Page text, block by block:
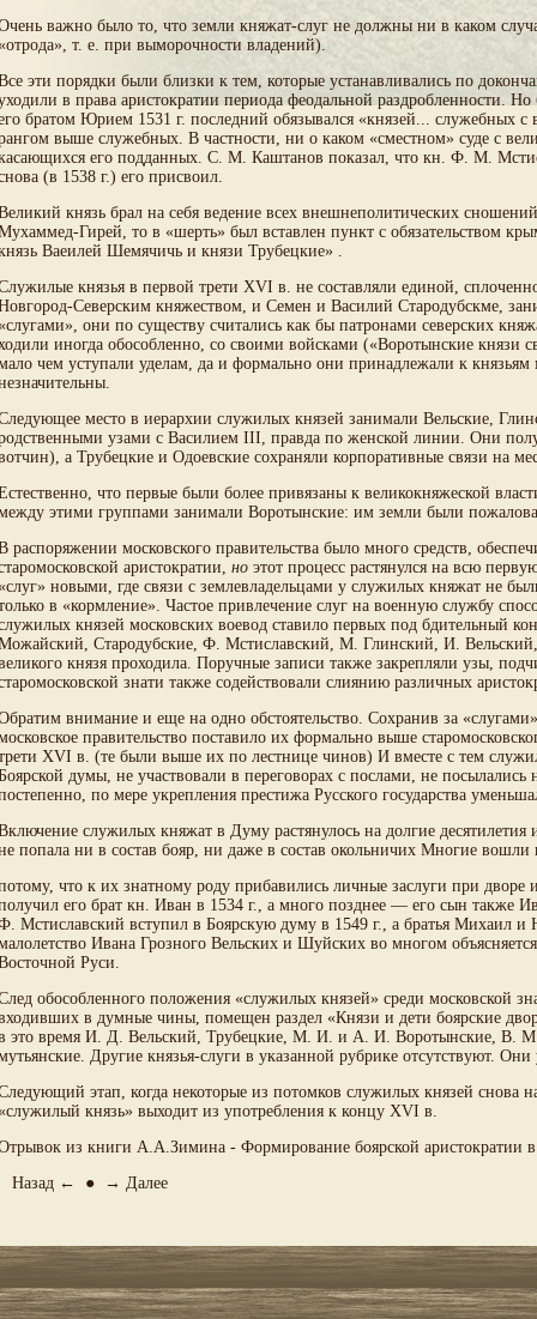
важно было то, что земли княжат-слуг не должны ни в каком
т. е. при выморочности владений).
эти порядки были близки к тем, которые устанавливались по
в права аристократии периода феодальной
братом Юрием 1531 г. последний обязывался «князей... служебных
выше служебных. В частности, ни о каком «сместном» суде с
его подданных. С. М. Каштанов показал, что кн. Ф. М.
(в 1538 г.) его присвоил.
князь брал на себя ведение всех внешнеполитических
Гирей, то в «шерть» был вставлен пункт с обязательством
Ваеилей Шемячичь и князи Трубецкие» .
князья в первой трети XVI в. не составляли единой,
Северским княжеством, и Семен и Василий Стародубскме,
они по существу считались как бы патронами северских
иногда обособленно, со своими войсками («Воротынские
чем уступали уделам, да и формально они принадлежали к
место в иерархии служилых князей занимали Вельские,
узами с Василием III, правда по женской линии. Они
а Трубецкие и Одоевские сохраняли корпоративные связи на
что первые были более привязаны к великокняжеской
этими группами занимали Воротынские: им земли были
распоряжении московского правительства было много средств,
аристократии, но этот процесс растянулся на всю
новыми, где связи с землевладельцами у служилых княжат не
в «кормление». Частое привлечение слуг на военную службу
князей московских воевод ставило первых под бдительный
Стародубские, Ф. Мстиславский, М. Глинский, И. Вельский,
князя проходила. Поручные записи также закрепляли узы,
знати также содействовали слиянию различных
внимание и еще на одно обстоятельство. Сохранив за
правительство поставило их формально выше
XVI в. (те были выше их по лестнице чинов) И вместе с тем
думы, не участвовали в переговорах с послами, не
по мере укрепления престижа Русского государства
служилых княжат в Думу растянулось на долгие
попала ни в состав бояр, ни даже в состав окольничих Многие вошли
что к их знатному роду прибавились личные заслуги при
его брат кн. Иван в 1534 г., а много позднее — его сын также
Мстиславский вступил в Боярскую думу в 1549 г., а братья Михаил и
Ивана Грозного Вельских и Шуйских во многом
Руси.
обособленного положения «служилых князей» среди московской
в думные чины, помещен раздел «Князи и дети боярские
это время И. Д. Вельский, Трубецкие, М. И. и А. И. Воротынские, В.
Другие князья-слуги в указанной рубрике отсутствуют.
этап, когда некоторые из потомков служилых князей
князь» выходит из употребления к концу XVI в.
из книги А.А.Зимина - Формирование боярской аристократии
Назад ←
● → Далее